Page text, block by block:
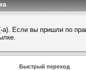
а). Если вы пришли по
Быстрый переход